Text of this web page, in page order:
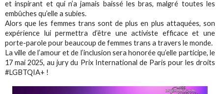
et inspirant et qui n’a jamais baissé les bras, malgré toutes les
embûches qu’elle a subies.
Alors que les femmes trans sont de plus en plus attaquées, son
expérience lui permettra d’être une activiste efficace et une
porte-parole pour beaucoup de femmes trans a travers le monde.
La ville de l’amour et de l’inclusion sera honorée qu’elle participe, le
17 mai 2025, au jury du Prix International de Paris pour les droits
#LGBTQIA+ !